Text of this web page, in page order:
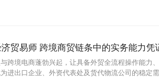
贸易师 跨境商贸链条中的实务能力凭
跨境电商蓬勃兴起，让具备外贸全流程操作能力
进出口企业、外资代表处及货代物流公司的稳定